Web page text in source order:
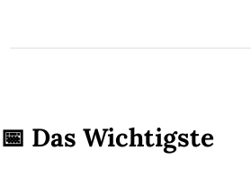
📅 Das Wichtigste